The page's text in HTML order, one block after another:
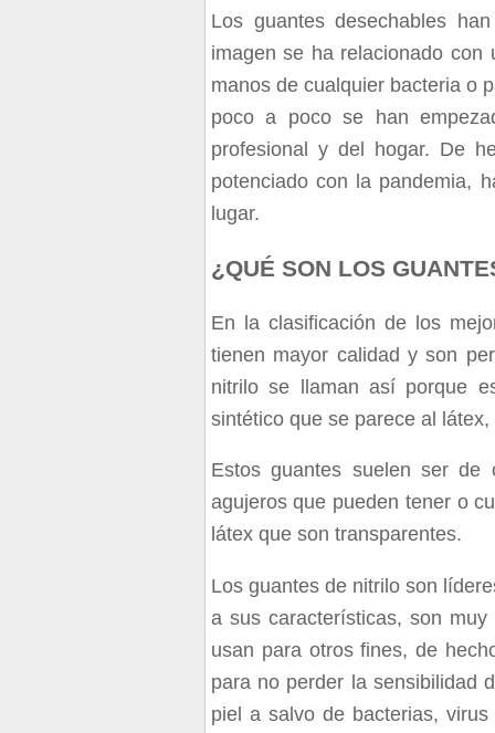
Los guantes desechables
imagen se ha relacionado con
manos de cualquier bacteria o
poco a poco se han
profesional y del hogar. De
potenciado con la pandemia,
lugar.
¿QUÉ SON LOS
En la clasificación de los
tienen mayor calidad y son
nitrilo se llaman así porque
sintético que se parece al
Estos guantes suelen ser
agujeros que pueden tener o
látex que son transparentes.
Los guantes de nitrilo son
a sus características, son
usan para otros fines, de
para no perder la sensibilidad
piel a salvo de bacterias,